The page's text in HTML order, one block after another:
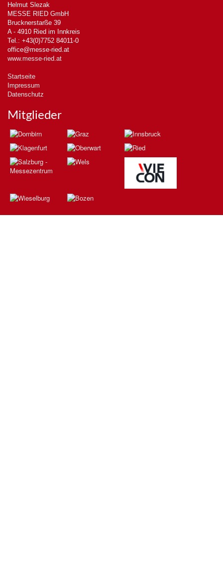
Helmut Slezak
MESSE RIED GmbH
Brucknerstarße 39
A - 4910 Ried im Innkreis
Tel.: +43(0)7752 84011-0
office@messe-ried.at
www.messe-ried.at
Startseite
Impressum
Datenschutz
Mitglieder